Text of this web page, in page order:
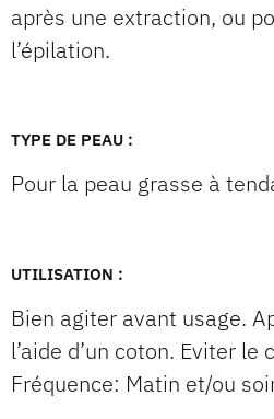
après une extraction, ou
l’épilation.
TYPE DE PEAU :
Pour la peau grasse à
UTILISATION :
Bien agiter avant usage.
l’aide d’un coton. Eviter le
Fréquence: Matin et/ou